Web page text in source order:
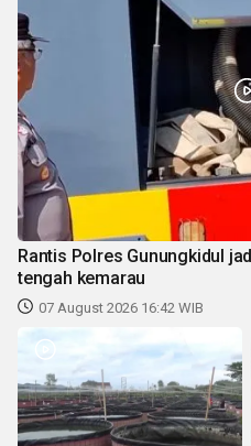
Rantis Polres Gunungkidul
tengah kemarau
07 August 2026 16:42 WIB